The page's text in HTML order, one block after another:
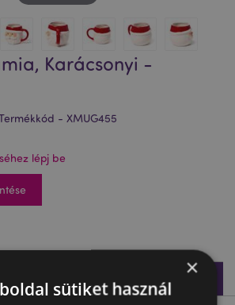
Karácsonyi -
- XMUG455
lépj be
×
sütiket használ